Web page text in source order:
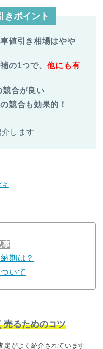
きポイント
値引き相場はやや
の1つで、 他にも有
競合が良い
競合も効果的！
します
キ
事
期は？
いて
売るためのコツ
定がよく紹介されています